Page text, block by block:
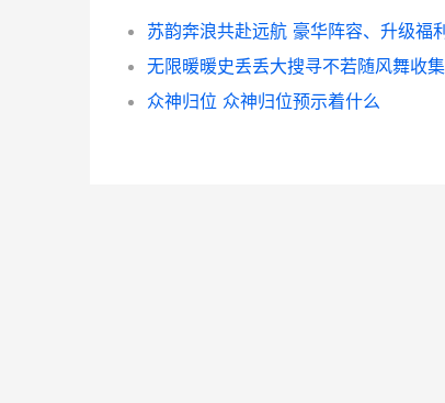
众神归位 众神归位预示着什么